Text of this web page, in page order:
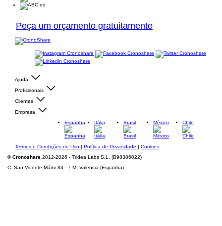
Peça um orçamento gratuitamente
Ajuda
Profissionais
Clientes
Empresa
Espanha
Itália Brasil México Chile
Termos e Condições de Uso | Política de Privacidade | Cookies
©Cronoshare 2012-2026 - Tridea Labs S.L. (B98386022)
C. San Vicente Mártir 83 - 7 M, Valencia (Espanha)